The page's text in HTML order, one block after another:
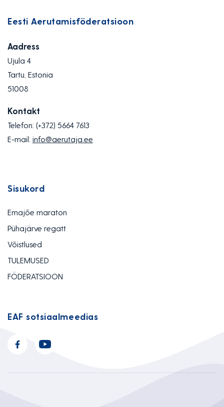
Eesti Aerutamisföderatsioon
Aadress
Ujula 4
Tartu, Estonia
51008
Kontakt
Telefon: (+372) 5664 7613
E-mail: info@aerutaja.ee
Sisukord
Emajõe maraton
Pühajärve regatt
Võistlused
TULEMUSED
FÖDERATSIOON
EAF sotsiaalmeedias